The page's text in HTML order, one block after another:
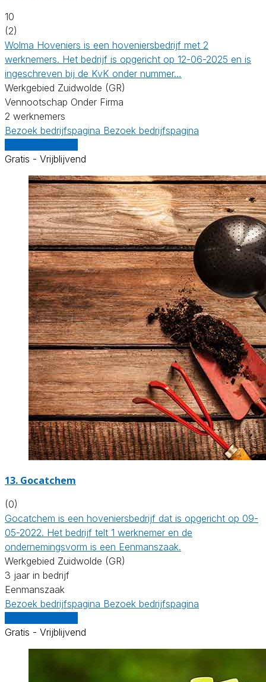
10
(2)
Wolma Hoveniers is een hoveniersbedrijf met 2
werknemers. Het bedrijf is opgericht op 12-06-2025 en is
ingeschreven bij de KvK onder nummer…
Werkgebied Zuidwolde (GR)
Vennootschap Onder Firma
2 werknemers
Bezoek bedrijfspagina Bezoek bedrijfspagina
Gratis - Vrijblijvend
13. Gocatchem
(0)
Gocatchem is een hoveniersbedrijf dat is opgericht op 09-
05-2022. Het bedrijf telt 1 werknemer en de
ondernemingsvorm is een Eenmanszaak.
Werkgebied Zuidwolde (GR)
3 jaar in bedrijf
Eenmanszaak
Bezoek bedrijfspagina Bezoek bedrijfspagina
Gratis - Vrijblijvend